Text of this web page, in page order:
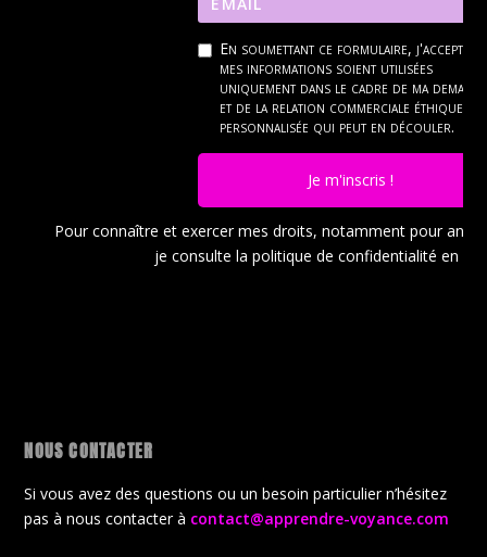
En soumettant ce formulaire, j'accepte
mes informations soient utilisées
uniquement dans le cadre de ma
et de la relation commerciale éthique et
personnalisée qui peut en découler.
Je m'inscris !
Pour connaître et exercer mes droits, notamment pour
je consulte la politique de confidentialité en
NOUS CONTACTER
Si vous avez des questions ou un besoin particulier n’hésitez
pas à nous contacter à contact@apprendre-voyance.com